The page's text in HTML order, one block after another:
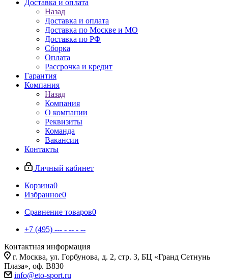
Доставка и оплата
Назад
Доставка и оплата
Доставка по Москве и МО
Доставка по РФ
Сборка
Оплата
Рассрочка и кредит
Гарантия
Компания
Назад
Компания
О компании
Реквизиты
Команда
Вакансии
Контакты
Личный кабинет
Корзина0
Избранное0
Сравнение товаров0
+7 (495) --- - -- - --
Контактная информация
г. Москва, ул. Горбунова, д. 2, стр. 3, БЦ «Гранд Сетнунь
Плаза», оф. В830
info@eto-sport.ru